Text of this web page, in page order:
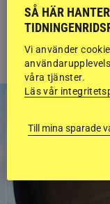
Finaldag med
SÅ HÄR
Vi använder
våra tjänster.
Läs vår
Till mina sparade